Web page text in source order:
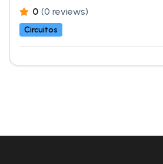
0 (0 reviews)
Circuitos